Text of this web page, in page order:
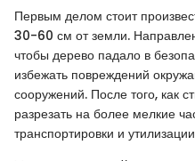
Первым делом стоит
30-60 см от земли.
чтобы дерево падало в
избежать повреждений
сооружений. После того, как
разрезать на более мелкие
транспортировки и